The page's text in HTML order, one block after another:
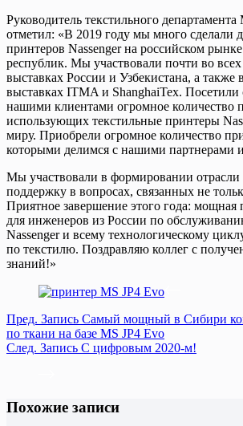
Руководитель текстильного
отметил: «В 2019 году мы много сделали
принтеров Nassenger на российском
республик. Мы участвовали почти во
выставках России и Узбекистана, а
выставках ITMA и ShanghaiTex. Посетили
нашими клиентами огромное количество
использующих текстильные принтеры
миру. Приобрели огромное количество
которыми делимся с нашими партнерами
Мы участвовали в формировании отрасли
поддержку в вопросах, связанных не
Приятное завершение этого года: мощная
для инженеров из России по
Nassenger и всему технологическому
по текстилю. Поздравляю коллег с
знаний!»
Пред. Запись Самый мощный в Сибири
по ткани на базе MS JP4 Evo
След. Запись С цифровым 2020-м!
Похожие записи